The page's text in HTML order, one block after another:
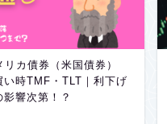
カ債券（米国債券）
い時TMF・TLT｜利下げ
影響次第！？